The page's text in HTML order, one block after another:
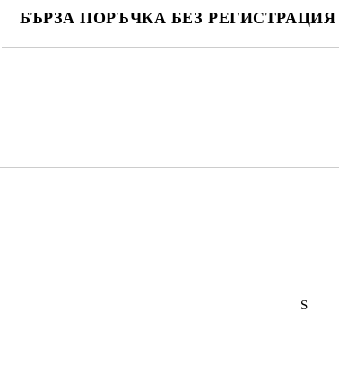
БЪРЗА ПОРЪЧКА БЕЗ РЕГИСТРАЦИЯ